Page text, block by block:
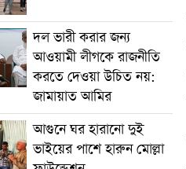
দল ভারী করার জন্য
আওয়ামী লীগকে রাজনীতি
করতে দেওয়া উচিত নয়:
জামায়াত আমির
আগুনে ঘর হারানো দুই
ভাইয়ের পাশে হারুন মোল্লা